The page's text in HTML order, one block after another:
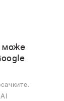
може